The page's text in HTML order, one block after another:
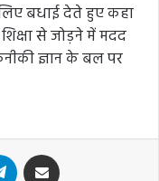
बधाई देते हुए कहा
से जोड़ने में मदद
ज्ञान के बल पर
Telegram